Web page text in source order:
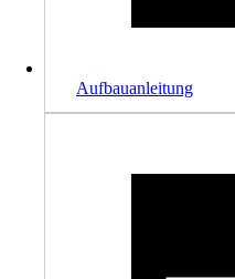
Aufbauanleitung